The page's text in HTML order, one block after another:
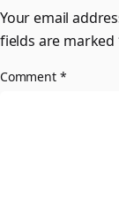
Your email
fields are marked
Comment *